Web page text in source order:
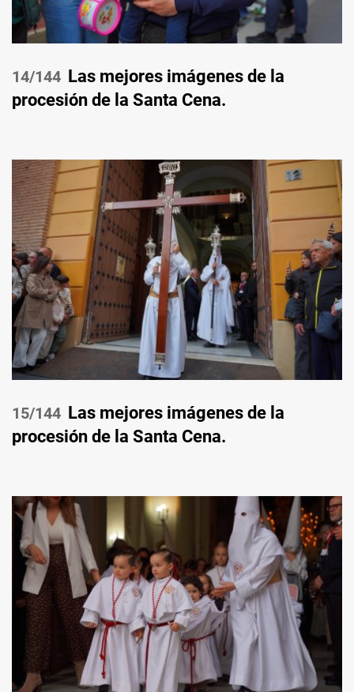
/144 Las mejores imágenes de la
procesión de la Santa Cena.
/144 Las mejores imágenes de la
procesión de la Santa Cena.